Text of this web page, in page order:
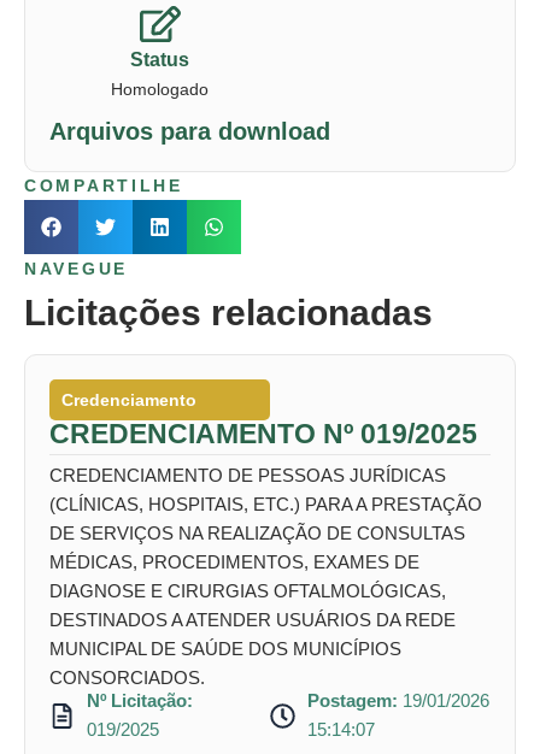
Status
Homologado
Arquivos para download
COMPARTILHE
NAVEGUE
Licitações relacionadas
Credenciamento
CREDENCIAMENTO Nº 019/2025
CREDENCIAMENTO DE PESSOAS JURÍDICAS
(CLÍNICAS, HOSPITAIS, ETC.) PARA A PRESTAÇÃO
DE SERVIÇOS NA REALIZAÇÃO DE CONSULTAS
MÉDICAS, PROCEDIMENTOS, EXAMES DE
DIAGNOSE E CIRURGIAS OFTALMOLÓGICAS,
DESTINADOS A ATENDER USUÁRIOS DA REDE
MUNICIPAL DE SAÚDE DOS MUNICÍPIOS
CONSORCIADOS.
Nº Licitação:
019/2025
Postagem: 19/01/2026
15:14:07